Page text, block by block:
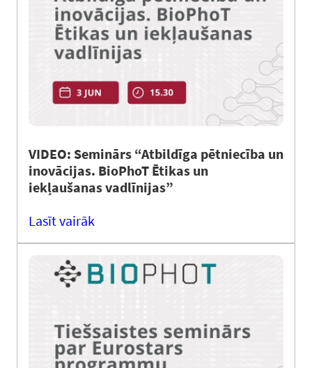
VIDEO: Seminārs “Atbildīga pētniecība un
inovācijas. BioPhoT Ētikas un
iekļaušanas vadlīnijas”
Lasīt vairāk